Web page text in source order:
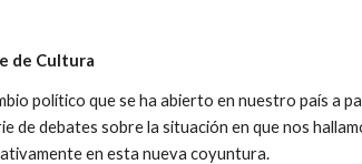
de Cultura
político que se ha abierto en nuestro país a
de debates sobre la situación en que nos
en esta nueva coyuntura.